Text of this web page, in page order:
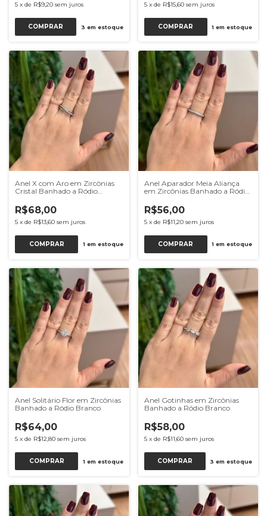
5 x de R$9,20 sem juros
COMPRAR 3 em estoque
5 x de R$15,60 sem juros
COMPRAR 1 em estoque
Anel X com Aro em Zircônias
Cristal Banhado a Ródio
R$68,00
5 x de R$13,60 sem juros
COMPRAR 1em estoque
Anel Aparador Meia Aliança
em Zircônias Banhado a Ródio
R$56,00
5 x de R$11,20 sem juros
COMPRAR 1 em estoque
Anel Solitário Flor em Zircônias
Banhado a Ródio Branco
R$64,00
5 x de R$12,80 sem juros
COMPRAR 1em estoque
Anel Gotinhas em Zircônias
Banhado a Ródio Branco
R$58,00
5 x de R$11,60 sem juros
COMPRAR 3 em estoque